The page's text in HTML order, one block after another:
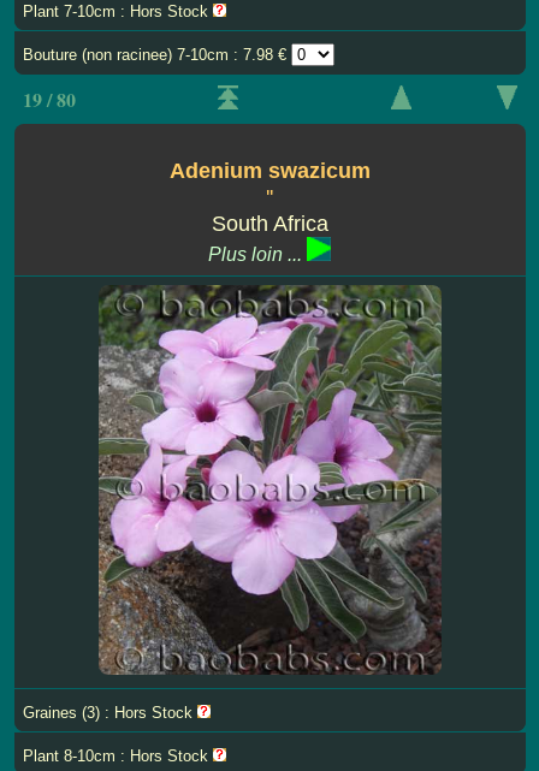
Plant 7-10cm : Hors Stock
Bouture (non racinee) 7-10cm : 7.98 €
19 / 80
Adenium swazicum
''
South Africa
Plus loin ...
Graines (3) : Hors Stock
Plant 8-10cm : Hors Stock